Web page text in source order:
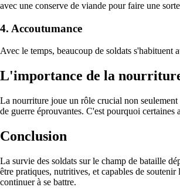
avec une conserve de viande pour faire une
4. Accoutumance
Avec le temps, beaucoup de soldats s'habituent
L'importance de la
La nourriture joue un rôle crucial non
de guerre éprouvantes. C'est pourquoi certaines
Conclusion
La survie des soldats sur le champ de bataille
être pratiques, nutritives, et capables de
continuer à se battre.